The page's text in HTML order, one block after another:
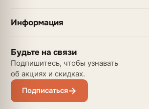
Информация
Будьте на связи
Подпишитесь, чтобы узнавать
об акциях и скидках.
Подписаться